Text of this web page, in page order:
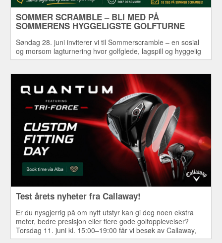
SOMMER SCRAMBLE – BLI MED PÅ
SOMMERENS HYGGELIGSTE GOLFTURNE
Søndag 28. juni inviterer vi til Sommerscramble – en sosial
og morsom lagturnering hvor golfglede, lagspill og hyggelig
samvær står i fokus.
Test årets nyheter fra Callaway!
Er du nysgjerrig på om nytt utstyr kan gi deg noen ekstra
meter, bedre presisjon eller flere gode golfopplevelser?
Torsdag 11. juni kl. 15:00–19:00 får vi besøk av Callaway,
som tar med seg hele årets sortiment av drivere,